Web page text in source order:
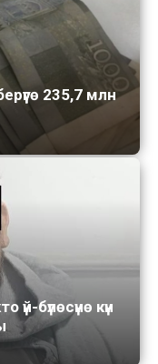
235,7 млн
бүлөсүнө күн